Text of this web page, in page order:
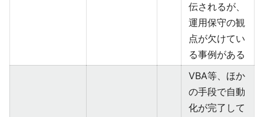
伝されるが、
運用保守の観
点が欠けてい
る事例がある
VBA等、ほか
の手段で自動
化が完了して